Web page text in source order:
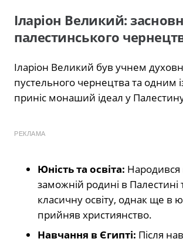
Іларіон Великий:
палестинського
Іларіон Великий був учнем
пустельного чернецтва та одним
приніс монаший ідеал у
РЕКЛАМА
Юність та освіта: Народився
заможній родині в Палестині
класичну освіту, однак ще в
прийняв християнство.
Навчання в Єгипті: Після